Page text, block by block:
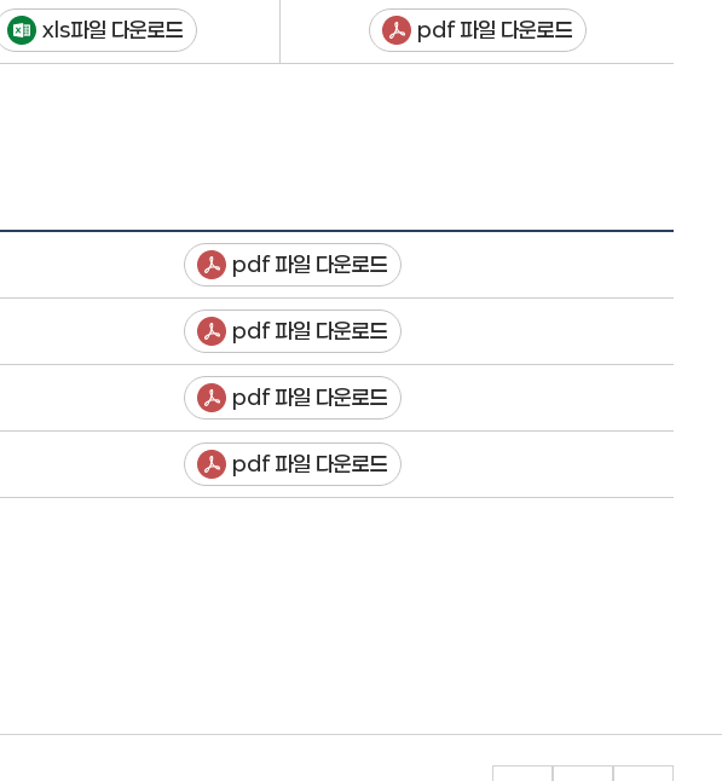
xls파일 다운로드 pdf 파일 다운로드
pdf 파일 다운로드
pdf 파일 다운로드
pdf 파일 다운로드
pdf 파일 다운로드